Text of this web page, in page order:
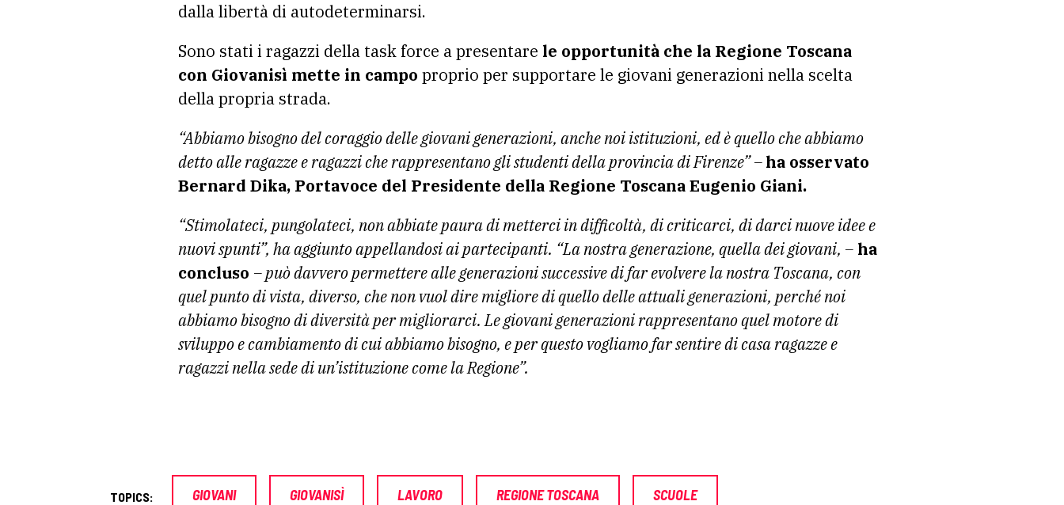
dalla libertà di autodeterminarsi.
Sono stati i ragazzi della task force a presentare le opportunità che la Regione Toscana
con Giovanisì mette in campo proprio per supportare le giovani generazioni nella scelta
della propria strada.
“Abbiamo bisogno del coraggio delle giovani generazioni, anche noi istituzioni, ed è quello che abbiamo
detto alle ragazze e ragazzi che rappresentano gli studenti della provincia di Firenze” –ha osservato
Bernard Dika, Portavoce del Presidente della Regione Toscana Eugenio Giani.
“Stimolateci, pungolateci, non abbiate paura di metterci in difficoltà, di criticarci, di darci nuove idee e
nuovi spunti”, ha aggiunto appellandosi ai partecipanti. “La nostra generazione, quella dei giovani, – ha
concluso – può davvero permettere alle generazioni successive di far evolvere la nostra Toscana, con
quel punto di vista, diverso, che non vuol dire migliore di quello delle attuali generazioni, perché noi
abbiamo bisogno di diversità per migliorarci. Le giovani generazioni rappresentano quel motore di
sviluppo e cambiamento di cui abbiamo bisogno, e per questo vogliamo far sentire di casa ragazze e
ragazzi nella sede di un’istituzione come la Regione”.
TOPICS: GIOVANI GIOVANISÌ LAVORO REGIONE TOSCANA SCUOLE